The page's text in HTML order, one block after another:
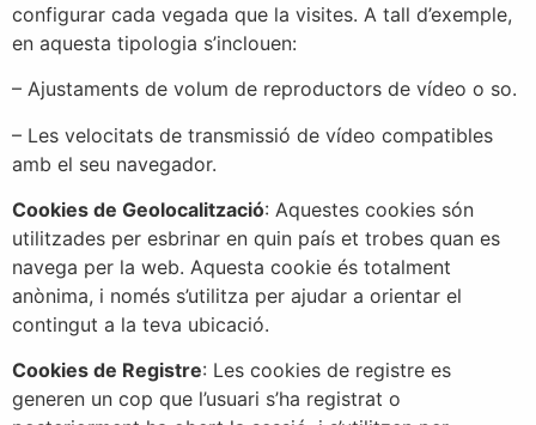
configurar cada vegada que la visites. A tall d’exemple,
en aquesta tipologia s’inclouen:
– Ajustaments de volum de reproductors de vídeo o so.
– Les velocitats de transmissió de vídeo compatibles
amb el seu navegador.
Cookies de Geolocalització: Aquestes cookies són
utilitzades per esbrinar en quin país et trobes quan es
navega per la web. Aquesta cookie és totalment
anònima, i només s’utilitza per ajudar a orientar el
contingut a la teva ubicació.
Cookies de Registre: Les cookies de registre es
generen un cop que l’usuari s’ha registrat o